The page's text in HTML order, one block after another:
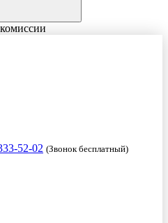
52-02 (Звонок бесплатный)